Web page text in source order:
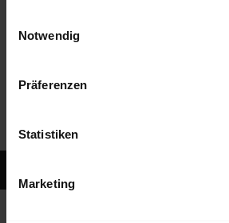
Notwendig
Präferenzen
Statistiken
Marketing